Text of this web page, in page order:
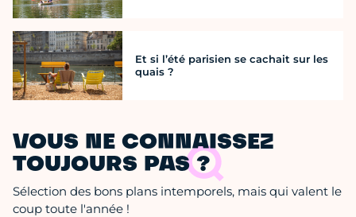
Et si l’été parisien se cachait sur les
quais ?
VOUS NE CONNAISSEZ
TOUJOURS PAS ?
Sélection des bons plans intemporels, mais qui valent le
coup toute l'année !